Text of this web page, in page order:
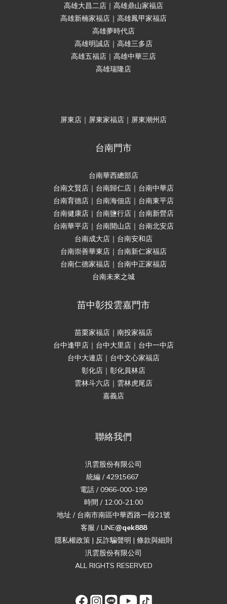
高雄大昌二店｜高雄鼎山家福店
高雄新楠家福店｜高雄鳳甲家福店
高雄夢時代店
高雄明誠店｜高雄三多店
高雄五福店｜高雄中華三店
高雄瑞隆店
屏東店｜屏東家福店｜屏東潮州店
台南門市
台南華西總部店
台南文賢店｜台南歸仁店｜台南中華店
台南育德店｜台南海佃店｜台南東平店
台南健康店｜台南鹽行店｜台南新營店
台南華平店｜台南開山店｜台南北安店
台南成大店｜台南安和店
台南崇善華東店｜台南新仁家福店
台南仁德家福店｜台南中正家福店
台南未來之城
苗中彰投雲嘉門市
苗栗家福店｜南投家福店
台中逢甲店｜台中大里店｜台中一中店
台中大連店｜台中文心家福店
彰化店｜彰化員林店
雲林斗六店｜雲林虎尾店
嘉義店
聯絡我們
汎雲股份有限公司
統編 / 42915667
電話 / 0966-000-199
時間 / 12:00-21:00
地址 / 台南市南區中華西路一段21號
客服 / LINE@qek888
隱私權政策 | 反詐騙聲明 | 條款與細則
汎雲股份有限公司
ALL RIGHTS RESERVED